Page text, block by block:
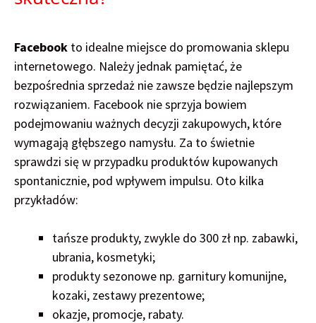
Facebook to idealne miejsce do promowania sklepu
internetowego. Należy jednak pamiętać, że
bezpośrednia sprzedaż nie zawsze będzie najlepszym
rozwiązaniem. Facebook nie sprzyja bowiem
podejmowaniu ważnych decyzji zakupowych, które
wymagają głębszego namysłu. Za to świetnie
sprawdzi się w przypadku produktów kupowanych
spontanicznie, pod wpływem impulsu. Oto kilka
przykładów:
tańsze produkty, zwykle do 300 zł np. zabawki,
ubrania, kosmetyki;
produkty sezonowe np. garnitury komunijne,
kozaki, zestawy prezentowe;
okazje, promocje, rabaty.